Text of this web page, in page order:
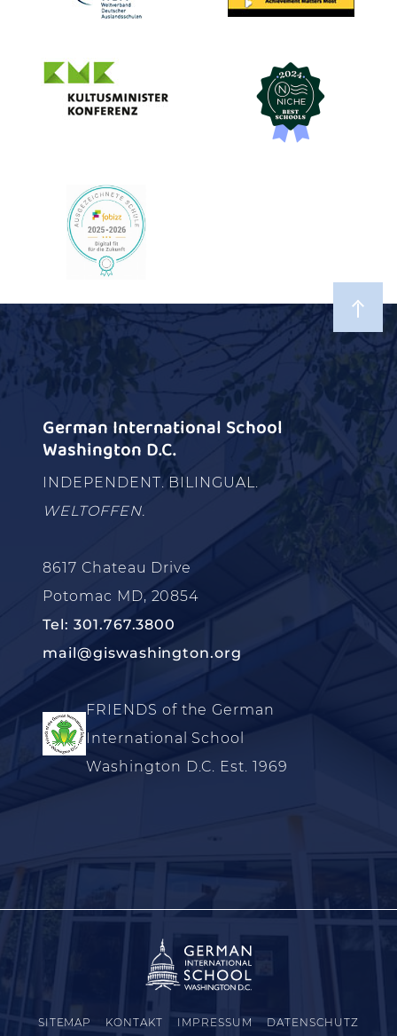
German International School
Washington D.C.
INDEPENDENT. BILINGUAL.
WELTOFFEN.
8617 Chateau Drive
Potomac MD, 20854
Tel: 301.767.3800
mail@giswashington.org
FRIENDS of the German
International School
Washington D.C. Est. 1969
SITEMAP KONTAKT IMPRESSUM DATENSCHUTZ